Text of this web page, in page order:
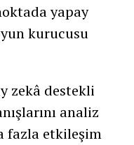
yapay
kurucusu
zekâ destekli
analiz
fazla etkileşim